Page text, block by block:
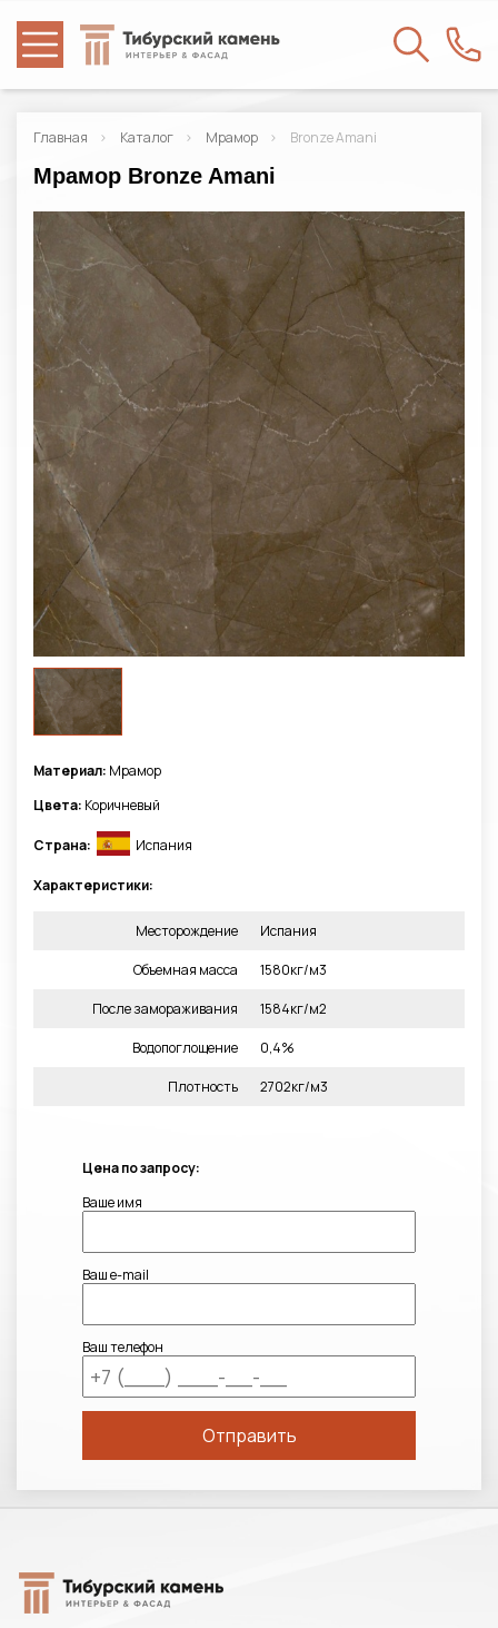
Главная Каталог Мрамор Bronze Amani
Мрамор Bronze Amani
Материал: Мрамор
Цвета: Коричневый
Страна: Испания
Характеристики:
Месторождение Испания
Объемная масса 1580кг/м3
После замораживания 1584кг/м2
Водопоглощение 0,4%
Плотность 2702кг/м3
Цена по запросу:
Ваше имя
Ваш e-mail
Ваш телефон